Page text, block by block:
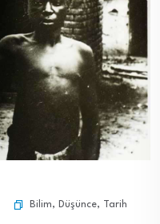
Bilim, Düşünce, Tarih